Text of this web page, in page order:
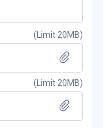
( Limit 20MB)
( Limit 20MB)